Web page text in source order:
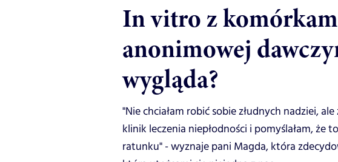
In vitro z
anonimowej
wygląda?
"Nie chciałam robić sobie złudnych nadziei,
klinik leczenia niepłodności i pomyślałam, że
ratunku" - wyznaje pani Magda, która